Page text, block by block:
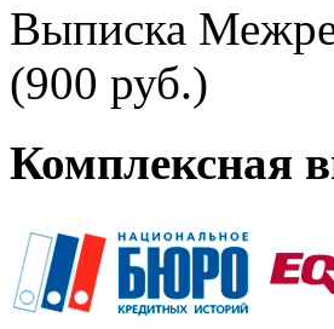
Выписка
(900 руб.)
Комплексная